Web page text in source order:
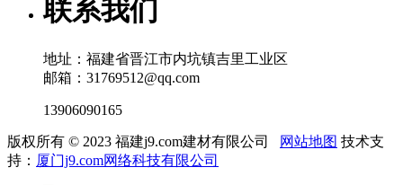
联系我们
地址：福建省晋江市内坑镇吉里工业区
邮箱：31769512@qq.com
13906090165
版权所有 © 2023 福建j9.com建材有限公司 网站地图 技术支
持： 厦门j9.com网络科技有限公司